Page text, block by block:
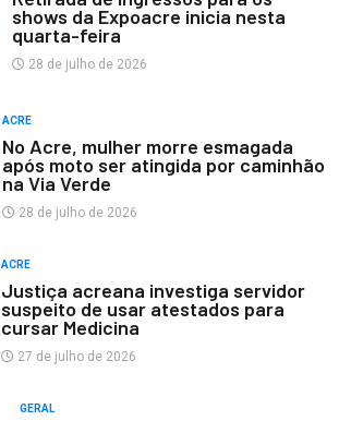
shows da Expoacre inicia nesta
quarta-feira
28 de julho de 2026
ACRE
No Acre, mulher morre esmagada
após moto ser atingida por caminhão
na Via Verde
28 de julho de 2026
ACRE
Justiça acreana investiga servidor
suspeito de usar atestados para
cursar Medicina
27 de julho de 2026
GERAL